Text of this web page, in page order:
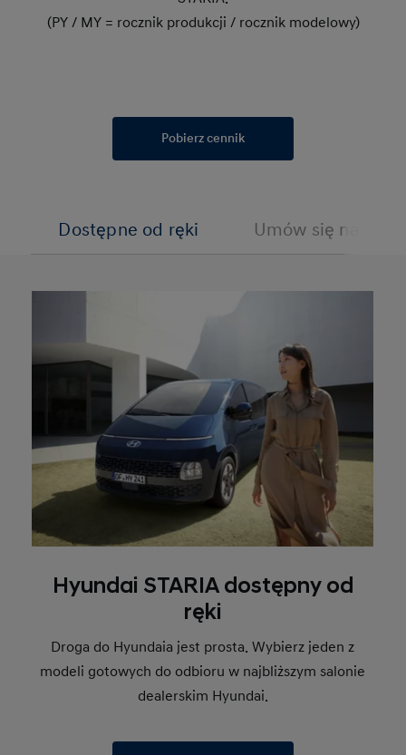
(PY / MY = rocznik produkcji / rocznik modelowy)
Pobierz cennik
Dostępne od ręki Umów się na
Hyundai STARIA dostępny od
ręki
Droga do Hyundaia jest prosta. Wybierz jeden z
modeli gotowych do odbioru w najbliższym salonie
dealerskim Hyundai.